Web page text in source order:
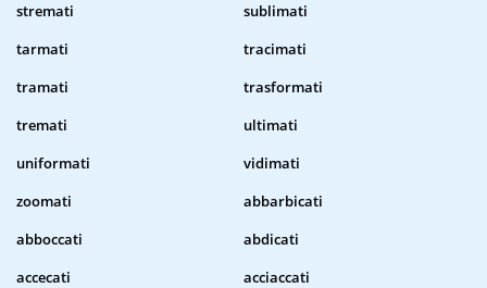
stremati
sublimati
tarmati
tracimati
tramati
trasformati
tremati
ultimati
uniformati
vidimati
zoomati
abbarbicati
abboccati
abdicati
accecati
acciaccati